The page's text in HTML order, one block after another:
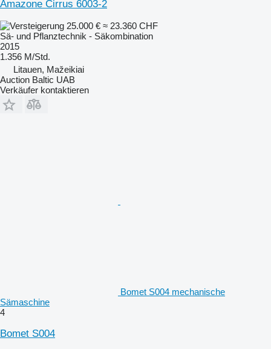
Amazone Cirrus 6003-2
25.000 € ≈ 23.360 CHF
Sä- und Pflanztechnik - Säkombination
2015
1.356 M/Std.
Litauen, Mažeikiai
Auction Baltic UAB
Verkäufer kontaktieren
Bomet S004 mechanische
Sämaschine
4
Bomet S004